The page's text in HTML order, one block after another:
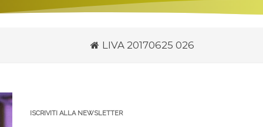
LIVA 20170625 026
ISCRIVITI ALLA NEWSLETTER